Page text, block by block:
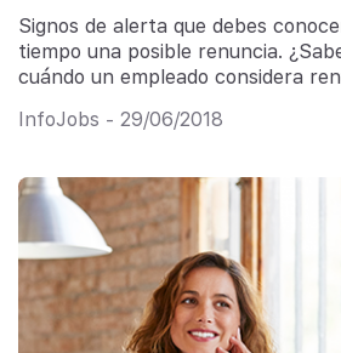
Signos de alerta que debes
tiempo una posible renuncia.
cuándo un empleado considera
InfoJobs - 29/06/2018